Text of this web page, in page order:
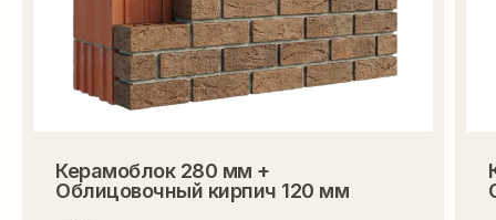
Керамоблок 280 мм +
Облицовочный кирпич 120 мм